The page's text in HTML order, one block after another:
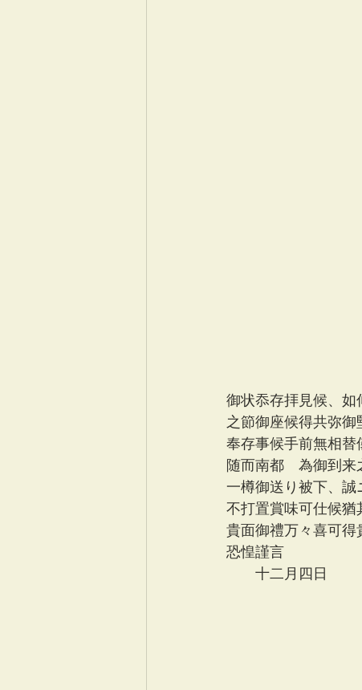
御状忝存拝見候、如
之節御座候得共弥御
奉存事候手前無相替
随而南都ゟ為御到来
一樽御送り被下、誠
不打置賞味可仕候猶
貴面御禮万々喜可得
恐惶謹言
十二月四日
（花